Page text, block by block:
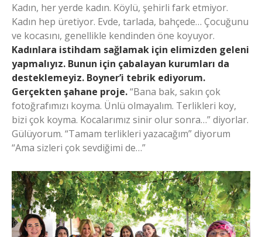
Kadın, her yerde kadın. Köylü, şehirli fark etmiyor.
Kadın hep üretiyor. Evde, tarlada, bahçede… Çocuğunu
ve kocasını, genellikle kendinden öne koyuyor.
Kadınlara istihdam sağlamak için elimizden geleni
yapmalıyız. Bunun için çabalayan kurumları da
desteklemeyiz. Boyner’i tebrik ediyorum.
Gerçekten şahane proje.“Bana bak, sakın çok
fotoğrafımızı koyma. Ünlü olmayalım. Terlikleri koy,
bizi çok koyma. Kocalarımız sinir olur sonra…” diyorlar.
Gülüyorum. “Tamam terlikleri yazacağım” diyorum
“Ama sizleri çok sevdiğimi de…”